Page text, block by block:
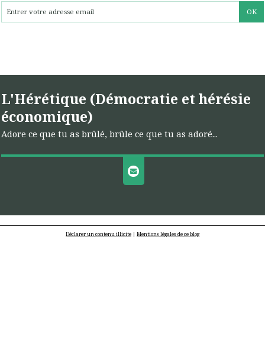
L'Hérétique (Démocratie et hérésie
économique)
Adore ce que tu as brûlé, brûle ce que tu as adoré...
Déclarer un contenu illicite | Mentions légales de ce blog